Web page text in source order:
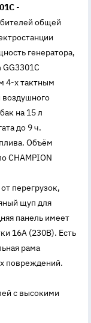
-
общей
генератора,
GG3301C
4-х тактным
на 15 л
до 9 ч.
Объём
CHAMPION
перегрузок,
щуп для
панель имеет
16А (230В). Есть
рама
повреждений.
с высокими